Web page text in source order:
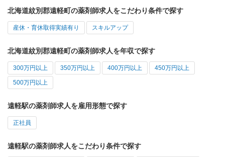
北海道紋別郡遠軽町の薬剤師求人をこだわり条件で探す
産休・育休取得実績有り スキルアップ
北海道紋別郡遠軽町の薬剤師求人を年収で探す
300万円以上 350万円以上 400万円以上 450万円以上
500万円以上
遠軽駅の薬剤師求人を雇用形態で探す
正社員
遠軽駅の薬剤師求人をこだわり条件で探す